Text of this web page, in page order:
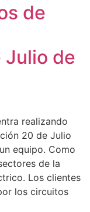
de
Julio de
realizando
20 de Julio
equipo. Como
de la
Los clientes
los circuitos